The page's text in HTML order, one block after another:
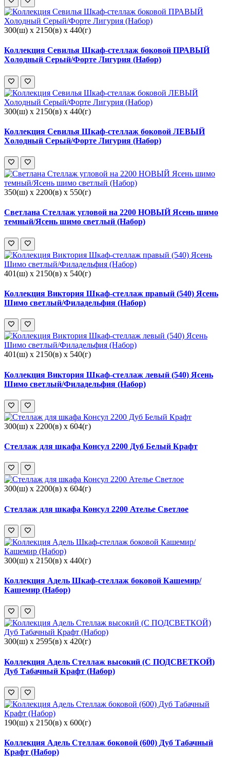
300(ш) x 2150(в) x 440(г)
Коллекция Севилья Шкаф-стеллаж боковой ПРАВЫЙ
Холодный Серый/Форте Лигурия (Набор)
300(ш) x 2150(в) x 440(г)
Коллекция Севилья Шкаф-стеллаж боковой ЛЕВЫЙ
Холодный Серый/Форте Лигурия (Набор)
350(ш) x 2200(в) x 550(г)
Светлана Стеллаж угловой на 2200 НОВЫЙ Ясень шимо
темный/Ясень шимо светлый (Набор)
401(ш) x 2150(в) x 540(г)
Коллекция Виктория Шкаф-стеллаж правый (540) Ясень
Шимо светлый/Филадельфия (Набор)
401(ш) x 2150(в) x 540(г)
Коллекция Виктория Шкаф-стеллаж левый (540) Ясень
Шимо светлый/Филадельфия (Набор)
300(ш) x 2200(в) x 604(г)
Стеллаж для шкафа Консул 2200 Дуб Белый Крафт
300(ш) x 2200(в) x 604(г)
Стеллаж для шкафа Консул 2200 Ателье Светлое
300(ш) x 2150(в) x 440(г)
Коллекция Адель Шкаф-стеллаж боковой Кашемир/
Кашемир (Набор)
300(ш) x 2595(в) x 420(г)
Коллекция Адель Стеллаж высокий (С ПОДСВЕТКОЙ)
Дуб Табачный Крафт (Набор)
190(ш) x 2150(в) x 600(г)
Коллекция Адель Стеллаж боковой (600) Дуб Табачный
Крафт (Набор)